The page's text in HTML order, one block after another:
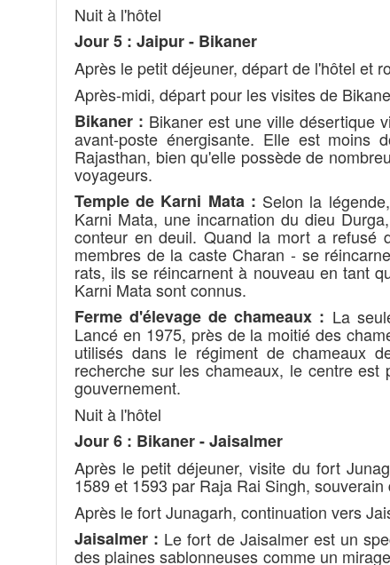
Nuit à l'hôtel
Jour 5 : Jaipur - Bikaner
Après le petit déjeuner, départ de l'hôtel et
Après-midi, départ pour les visites de
Bikaner : Bikaner est une ville désertique
avant-poste énergisante. Elle est moins
Rajasthan, bien qu'elle possède de
voyageurs.
Temple de Karni Mata : Selon la
Karni Mata, une incarnation du dieu
conteur en deuil. Quand la mort a refusé
membres de la caste Charan - se
rats, ils se réincarnent à nouveau en tant
Karni Mata sont connus.
Ferme d'élevage de chameaux : La
Lancé en 1975, près de la moitié des
utilisés dans le régiment de chameaux
recherche sur les chameaux, le centre
gouvernement.
Nuit à l'hôtel
Jour 6 : Bikaner - Jaisalmer
Après le petit déjeuner, visite du fort
1589 et 1593 par Raja Rai Singh,
Après le fort Junagarh, continuation vers
Jaisalmer : Le fort de Jaisalmer est un
des plaines sablonneuses comme un